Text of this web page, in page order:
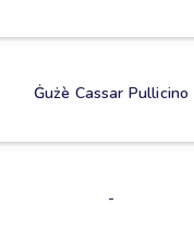
Ġużè Cassar Pullicino
-